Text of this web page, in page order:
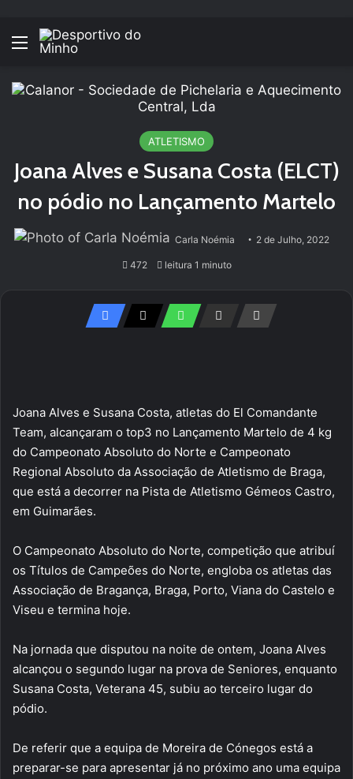
Menu
ATLETISMO
Joana Alves e Susana Costa (ELCT)
no pódio no Lançamento Martelo
Carla Noémia 2 de Julho, 2022
472 leitura 1 minuto
Joana Alves e Susana Costa, atletas do El Comandante
Team, alcançaram o top3 no Lançamento Martelo de 4 kg
do Campeonato Absoluto do Norte e Campeonato
Regional Absoluto da Associação de Atletismo de Braga,
que está a decorrer na Pista de Atletismo Gémeos Castro,
em Guimarães.
O Campeonato Absoluto do Norte, competição que atribuí
os Títulos de Campeões do Norte, engloba os atletas das
Associação de Bragança, Braga, Porto, Viana do Castelo e
Viseu e termina hoje.
Na jornada que disputou na noite de ontem, Joana Alves
alcançou o segundo lugar na prova de Seniores, enquanto
Susana Costa, Veterana 45, subiu ao terceiro lugar do
pódio.
De referir que a equipa de Moreira de Cónegos está a
preparar-se para apresentar já no próximo ano uma equipa